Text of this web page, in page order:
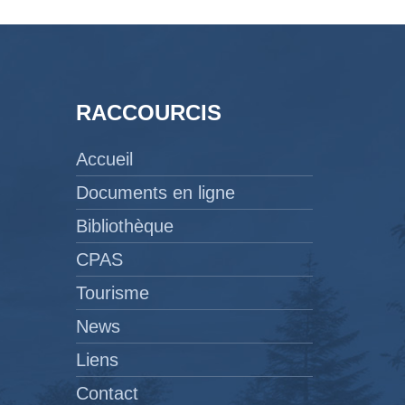
RACCOURCIS
Accueil
Documents en ligne
Bibliothèque
CPAS
Tourisme
News
Liens
Contact